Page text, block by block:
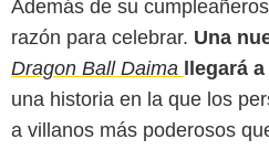
Además de su
razón para celebrar. Una
Dragon Ball Daima llegará
una historia en la que los
a villanos más poderosos